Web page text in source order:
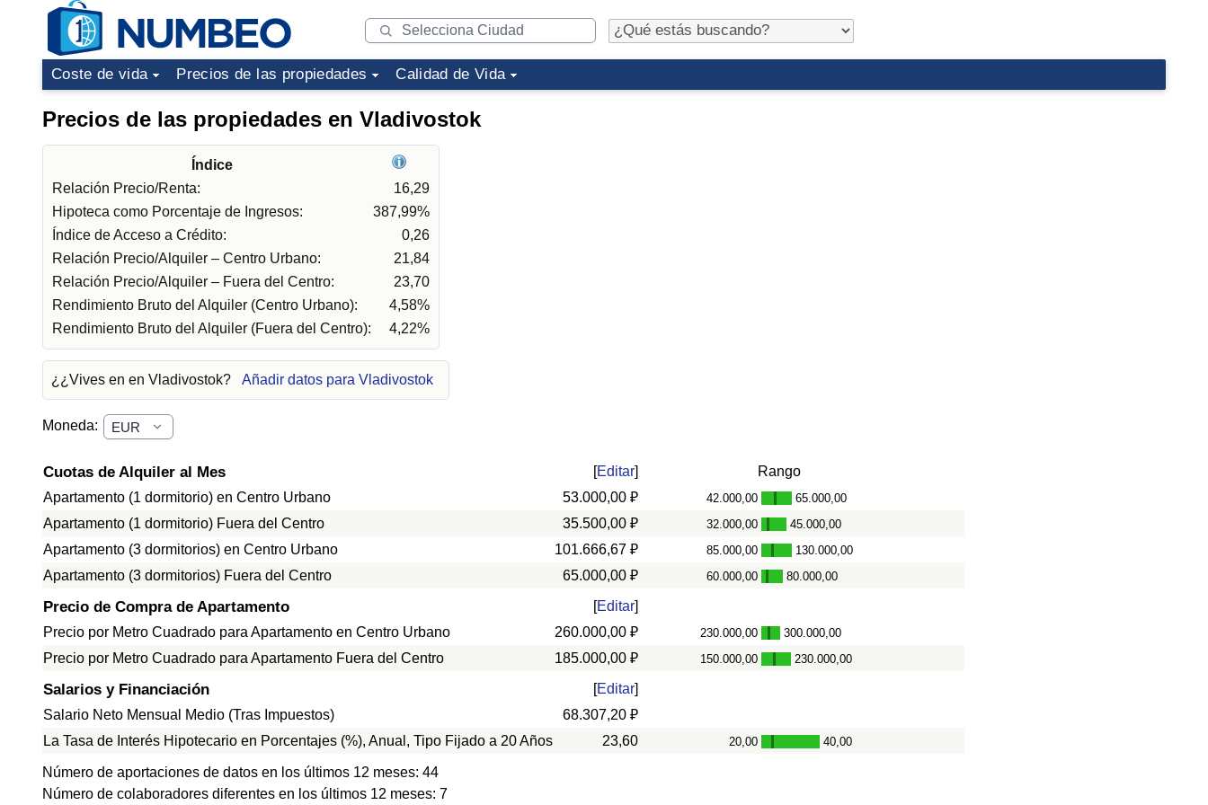
Coste de vida Precios de las propiedades Calidad de Vida
Precios de las propiedades en Vladivostok
Índice
Relación Precio/Renta:
16,29
Hipoteca como Porcentaje de Ingresos:
387,99%
Índice de Acceso a Crédito:
0,26
Relación Precio/Alquiler – Centro Urbano:
21,84
Relación Precio/Alquiler – Fuera del Centro:
23,70
Rendimiento Bruto del Alquiler (Centro Urbano):
4,58%
Rendimiento Bruto del Alquiler (Fuera del Centro):
4,22%
¿¿Vives en en Vladivostok? Añadir datos para Vladivostok
Moneda:
Cuotas de Alquiler al Mes [Editar]
Rango
Apartamento (1 dormitorio) en Centro Urbano
53.000,00 ₽ 42.000,00 - 65.000,00
Apartamento (1 dormitorio) Fuera del Centro 35.500,00 ₽ 32.000,00 - 45.000,00
Apartamento (3 dormitorios) en Centro Urbano 101.666,67 ₽ 85.000,00 - 130.000,00
Apartamento (3 dormitorios) Fuera del Centro 65.000,00 ₽ 60.000,00 - 80.000,00
Precio de Compra de Apartamento [Editar]
Precio por Metro Cuadrado para Apartamento en Centro Urbano
260.000,00 ₽ 230.000,00 - 300.000,00
Precio por Metro Cuadrado para Apartamento Fuera del Centro 185.000,00 ₽ 150.000,00 - 230.000,00
Salarios y Financiación [Editar]
Salario Neto Mensual Medio (Tras Impuestos)
68.307,20 ₽
La Tasa de Interés Hipotecario en Porcentajes (%), Anual, Tipo Fijado a 20 Años
23,60 20,00 - 40,00
Número de aportaciones de datos en los últimos 12 meses: 44
Número de colaboradores diferentes en los últimos 12 meses: 7